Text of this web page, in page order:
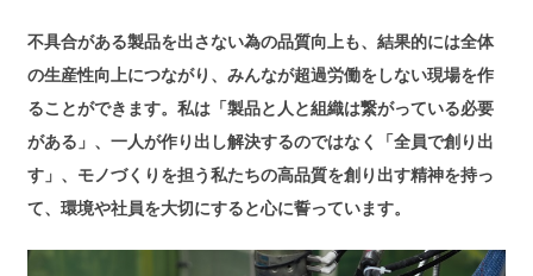
不具合がある製品を出さない為の品質向上も、結果的には全体
の生産性向上につながり、みんなが超過労働をしない現場を作
ることができます。私は「製品と人と組織は繋がっている必要
がある」、一人が作り出し解決するのではなく「全員で創り出
す」、モノづくりを担う私たちの高品質を創り出す精神を持っ
て、環境や社員を大切にすると心に誓っています。